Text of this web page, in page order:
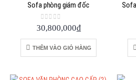
Sofa phòng giám đốc
0out of 5
30,800,000₫
THÊM VÀO GIỎ HÀNG